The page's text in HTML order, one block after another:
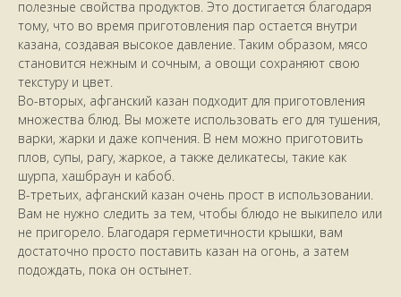
полезные свойства продуктов. Это достигается благодаря
тому, что во время приготовления пар остается внутри
казана, создавая высокое давление. Таким образом, мясо
становится нежным и сочным, а овощи сохраняют свою
текстуру и цвет.
Во-вторых, афганский казан подходит для приготовления
множества блюд. Вы можете использовать его для тушения,
варки, жарки и даже копчения. В нем можно приготовить
плов, супы, рагу, жаркое, а также деликатесы, такие как
шурпа, хашбраун и кабоб.
В-третьих, афганский казан очень прост в использовании.
Вам не нужно следить за тем, чтобы блюдо не выкипело или
не пригорело. Благодаря герметичности крышки, вам
достаточно просто поставить казан на огонь, а затем
подождать, пока он остынет.